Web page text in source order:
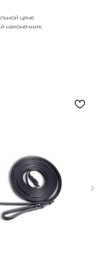
цене
наконечник